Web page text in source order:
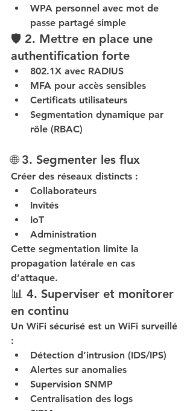
WPA personnel avec mot de
passe partagé simple
🛡️ 2. Mettre en place une
authentification forte
802.1X avec RADIUS
MFA pour accès sensibles
Certificats utilisateurs
Segmentation dynamique par
rôle (RBAC)
🌐 3. Segmenter les flux
Créer des réseaux distincts :
Collaborateurs
Invités
IoT
Administration
Cette segmentation limite la
propagation latérale en cas
d’attaque.
📊 4. Superviser et monitorer
en continu
Un WiFi sécurisé est un WiFi surveillé
:
Détection d’intrusion (IDS/IPS)
Alertes sur anomalies
Supervision SNMP
Centralisation des logs